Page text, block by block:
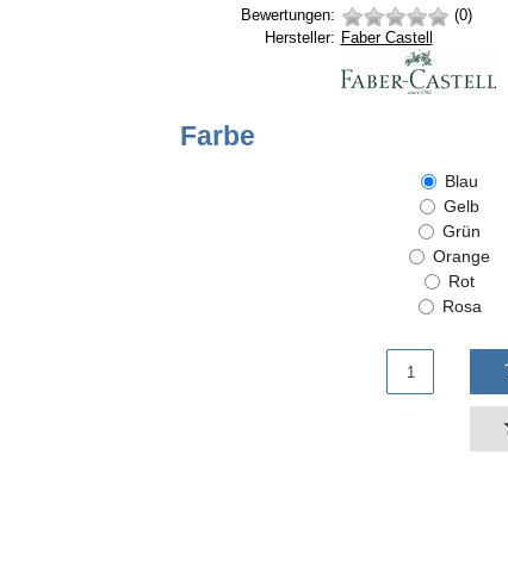
Bewertungen:
(0)
Hersteller: Hersteller:
Faber Castell
Farbe
Blau
Gelb
Grün
Orange
Rot
Rosa
Produktmenge